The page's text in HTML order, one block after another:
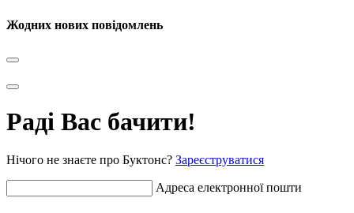
Жодних нових повідомлень
Раді Вас бачити!
Нічого не знаєте про Буктонс? Зареєструватися
Адреса електронної пошти